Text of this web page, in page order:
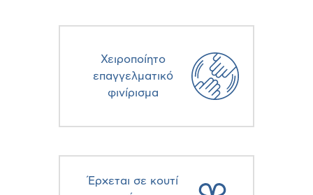
Χειροποίητο
επαγγελματικό
φινίρισμα
Έρχεται σε κουτί